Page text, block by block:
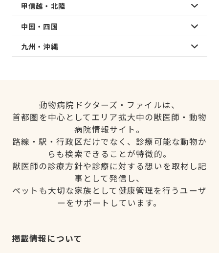
甲信越・北陸
中国・四国
九州・沖縄
動物病院ドクターズ・ファイルは、
首都圏を中心としてエリア拡大中の獣医師・動物
病院情報サイト。
路線・駅・行政区だけでなく、診療可能な動物か
らも検索できることが特徴的。
獣医師の診療方針や診療に対する想いを取材し記
事として発信し、
ペットも大切な家族として健康管理を行うユーザ
ーをサポートしています。
掲載情報について